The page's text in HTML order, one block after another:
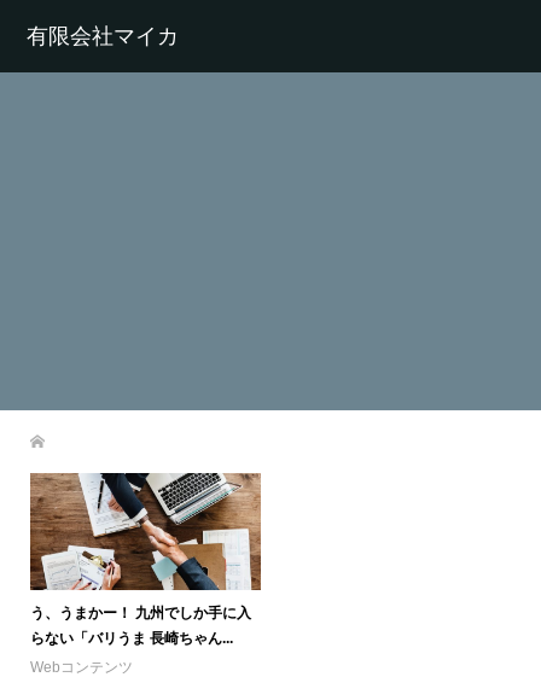
有限会社マイカ
う、うまかー！ 九州でしか手に入
らない「バリうま 長崎ちゃん...
Webコンテンツ